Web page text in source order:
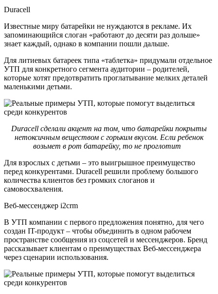
Duracell
Известные миру батарейки не нуждаются в рекламе. Их
запоминающийся слоган «работают до десяти раз дольше»
знает каждый, однако в компании пошли дальше.
Для литиевых батареек типа «таблетка» придумали отдельное
УТП для конкретного сегмента аудитории – родителей,
которые хотят предотвратить проглатывание мелких деталей
маленькими детьми.
Duracell сделали акцент на том, что батарейки покрыты
нетоксичным веществом с горьким вкусом. Если ребенок
возьмет в рот батарейку, то не проглотит
Для взрослых с детьми – это выигрышное преимущество
перед конкурентами. Duracell решили проблему большого
количества клиентов без громких слоганов и
самовосхваления.
Веб-мессенджер i2crm
В УТП компании с первого предложения понятно, для чего
создан IT-продукт – чтобы объединить в одном рабочем
пространстве сообщения из соцсетей и мессенджеров. Бренд
рассказывает клиентам о преимуществах Веб-мессенджера
через сценарии использования.